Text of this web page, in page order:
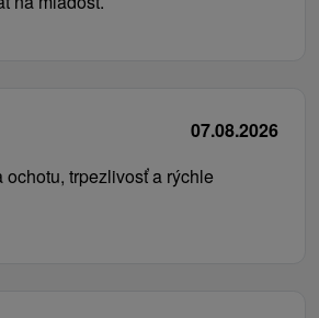
07.08.2026
trpezlivosť a rýchle